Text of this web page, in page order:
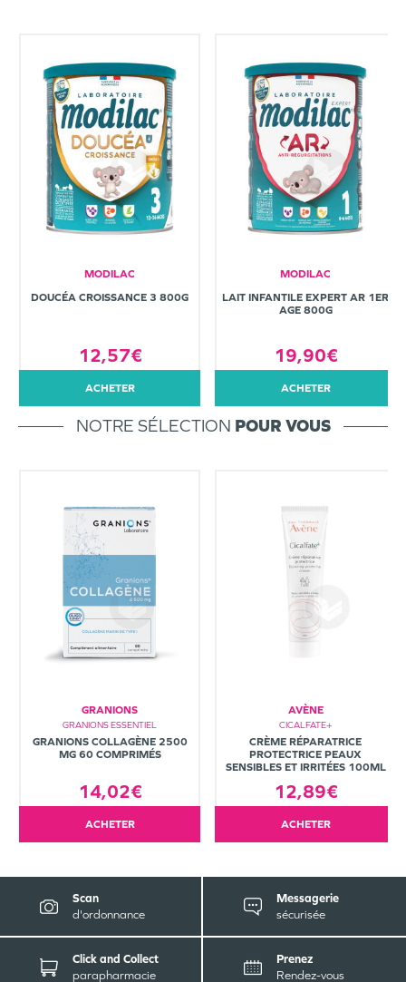
MODILAC
DOUCÉA CROISSANCE 3 800G
12,57€
ACHETER
MODILAC
LAIT INFANTILE EXPERT AR 1ER
AGE 800G
19,90€
ACHETER
NOTRE SÉLECTION POUR VOUS
GRANIONS
GRANIONS ESSENTIEL
GRANIONS COLLAGÈNE 2500
MG 60 COMPRIMÉS
14,02€
ACHETER
AVÈNE
CICALFATE+
CRÈME RÉPARATRICE
PROTECTRICE PEAUX
SENSIBLES ET IRRITÉES 100ML
12,89€
ACHETER
Scan
d'ordonnance
Messagerie
sécurisée
Click and Collect
parapharmacie
Prenez
Rendez-vous